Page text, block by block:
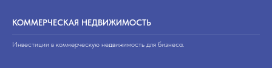
КОММЕРЧЕСКАЯ НЕДВИЖИМОСТЬ
Инвестиции в коммерческую недвижимость для бизнеса.